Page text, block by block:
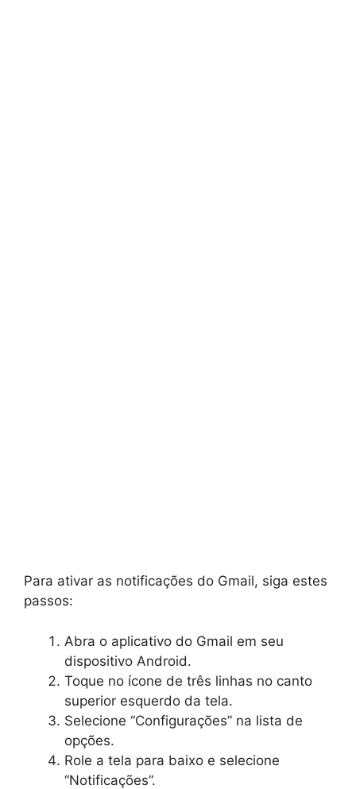
Para ativar as notificações do Gmail, siga estes
passos:
Abra o aplicativo do Gmail em seu
dispositivo Android.
Toque no ícone de três linhas no canto
superior esquerdo da tela.
Selecione “Configurações” na lista de
opções.
Role a tela para baixo e selecione
“Notificações”.